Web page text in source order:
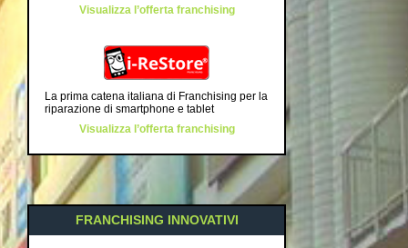
FRANCHISING INNOVATIVI
Visualizza l’offerta franchising
La prima catena italiana di Franchising per la
riparazione di smartphone e tablet
Visualizza l’offerta franchising